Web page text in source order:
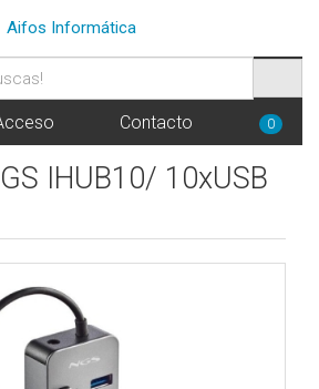
Aifos Informática
Contacto 0
IHUB10/ 10xUSB